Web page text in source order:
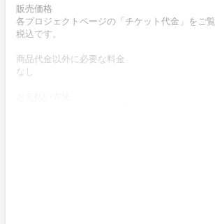
販売価格
各プロジェクトページの「チケット代金」をご
税込です。
商品代金以外に必要な料金
なし